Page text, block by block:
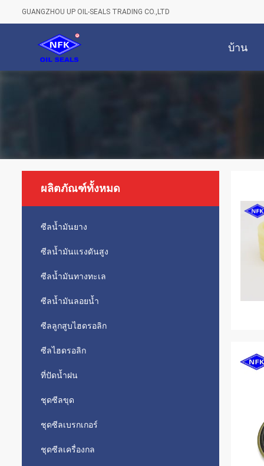
GUANGZHOU UP OIL-SEALS TRADING CO.,LTD
บ้าน
ผลิตภัณฑ์ทั้งหมด
ซีลน้ำมันยาง
ซีลน้ำมันแรงดันสูง
ซีลน้ำมันทางทะเล
ซีลน้ำมันลอยน้ำ
ซีลลูกสูบไฮดรอลิก
ซีลไฮดรอลิก
ที่ปัดน้ำฝน
ชุดซีลขุด
ชุดซีลเบรกเกอร์
ชุดซีลเครื่องกล